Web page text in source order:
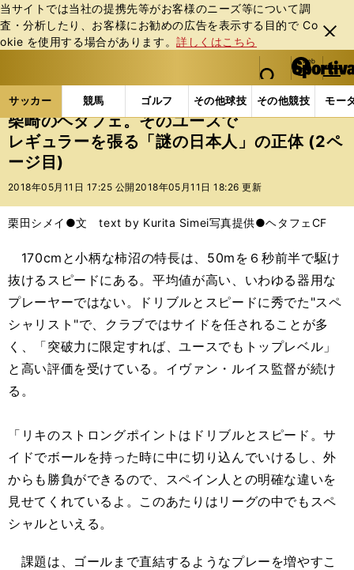
当サイトでは当社の提携先等がお客様のニーズ等について調
査・分析したり、お客様にお勧めの広告を表⽰する⽬的で Co
okie を使⽤する場合があります。詳しくはこちら
閉じ
る
web Sportiva (webスポルティーバ)
検索
マイペ
ー
ジ
メニュ
サッカー 競馬 ゴルフ その他球技 その他競技 モー
ス
ポ
ル
テ
ー
バ
サッカーの記事一覧 海外サッカー 海外サッカー
柴崎のヘタフェ。そのユースで
レギュラーを張る「謎の日本人」の正体 (2ペ
ージ目)
2018年05月11日 17:25 公開 2018年05月11日 18:26 更新
栗田シメイ●文 text by Kurita Simei写真提供●ヘタフェCF
170cmと小柄な柿沼の特長は、50mを６秒前半で駆け
抜けるスピードにある。平均値が高い、いわゆる器用な
プレーヤーではない。ドリブルとスピードに秀でた"スペ
シャリスト"で、クラブではサイドを任されることが多
く、「突破力に限定すれば、ユースでもトップレベル」
と高い評価を受けている。イヴァン・ルイス監督が続け
る。
「リキのストロングポイントはドリブルとスピード。サ
イドでボールを持った時に中に切り込んでいけるし、外
からも勝負ができるので、スペイン人との明確な違いを
見せてくれているよ。このあたりはリーグの中でもスペ
シャルといえる。
課題は、ゴールまで直結するようなプレーを増やすこ